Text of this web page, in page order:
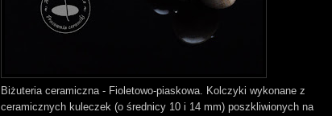
Biżuteria ceramiczna - Fioletowo-piaskowa. Kolczyki wykonane z
ceramicznych kuleczek (o średnicy 10 i 14 mm) poszkliwionych na